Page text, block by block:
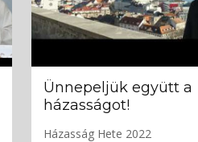
Ünnepeljük együtt a
házasságot!
Házasság Hete 2022